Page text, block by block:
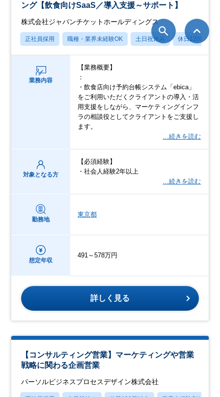
ング【飲食向けSaaS／導入支援～サポート】
株式会社ジャパンチケットホールディングス
正社員採用 職種・業界未経験OK 土日祝休み 休日120日以上
業務内容
【業務概要】
：
・飲食店向け予約台帳システム「ebica」
をご利用いただくクライアントの導入・活
用支援をしながら、マーケティングインフ
ラの相談役としてクライアントをご支援し
ます。
…続きを読む
対象となる方
【必須経験】
・社会人経験2年以上
…続きを読む
勤務地
東京都
想定年収
491～578万円
詳しく見る
【コンサルティング営業】マーケティングや営業
戦略に関わる企画営業
パーソルビジネスプロセスデザイン株式会社